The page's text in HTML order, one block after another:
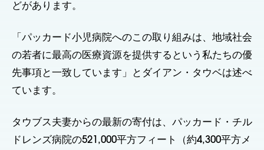
どがあります。
「パッカード小児病院へのこの取り組みは、地域社会
の若者に最高の医療資源を提供するという私たちの優
先事項と一致しています」とダイアン・タウベは述べ
ています。
タウブス夫妻からの最新の寄付は、パッカード・チル
ドレンズ病院の521,000平方フィート（約4,300平方メ